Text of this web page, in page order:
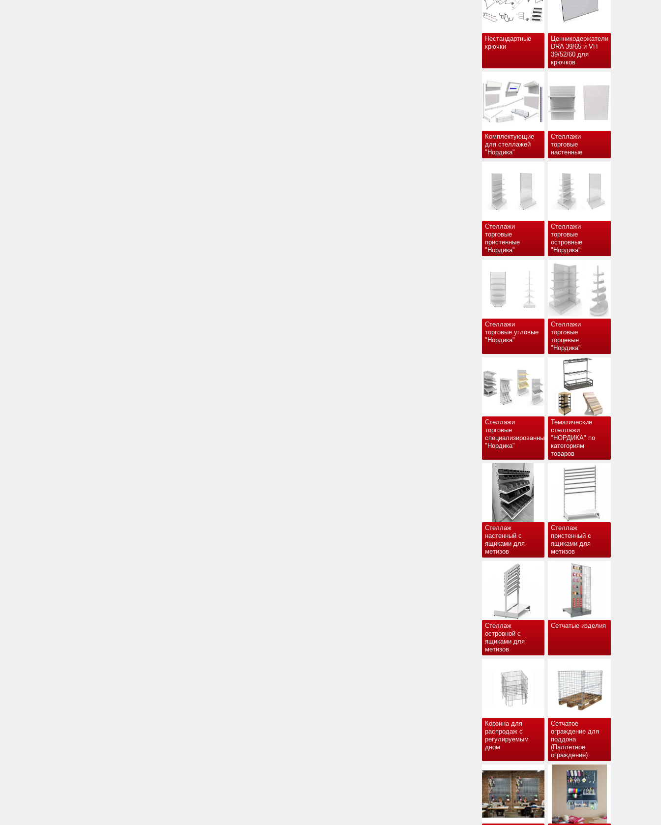
Нестандартные
крючки
Ценникодержатели
DRA 39/65 и VH
39/52/60 для
крючков
Комплектующие
для стеллажей
"Нордика"
Стеллажи
торговые
настенные
Стеллажи
торговые
пристенные
"Нордика"
Стеллажи
торговые
островные
"Нордика"
Стеллажи
торговые угловые
"Нордика"
Стеллажи
торговые
торцевые
"Нордика"
Стеллажи
торговые
специализированные
"Нордика"
Тематические
стеллажи
"НОРДИКА" по
категориям
товаров
Стеллаж
настенный с
ящиками для
метизов
Стеллаж
пристенный с
ящиками для
метизов
Стеллаж
островной с
ящиками для
метизов
Сетчатые изделия
Корзина для
распродаж с
регулируемым
дном
Сетчатое
ограждение для
поддона
(Паллетное
ограждение)